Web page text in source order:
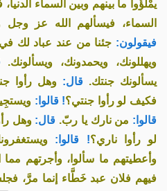
يمْلَؤُوا ما بينهم وبين السماء
السماء، فيسألهم الله عز
فيقولون: جئنا من عند عباد لك
ويهللونك، ويحمدونك، ويسألونك.
يسألونك جنتك. قال: وهل رأوا
فكيف لو رأوا جنتي؟! قالوا:
قالوا: من نارك يا ربّ. قال: وهل
لو رأوا ناري؟! قالوا:
وأعطيتهم ما سألوا، وأجرتهم مما
فيهم فلان عبد خَطَّاء إنما مرَّ،